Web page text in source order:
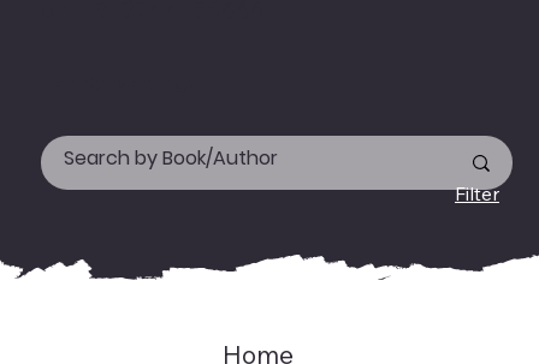
Filter
Home